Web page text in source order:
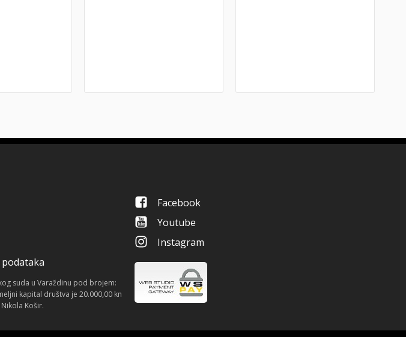
suda u Varaždinu pod brojem:
kapital društva je 20.000,00 kn
Košir.
Facebook
Youtube
Instagram